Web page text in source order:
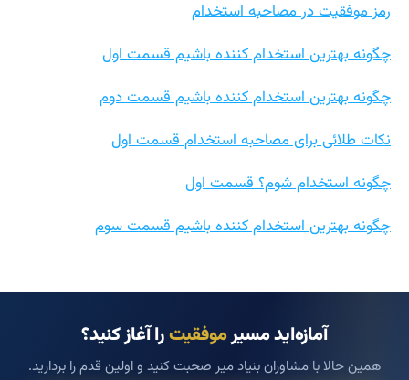
رمز موفقیت در مصاحبه استخدام
چگونه بهترین استخدام کننده باشیم قسمت اول
چگونه بهترین استخدام کننده باشیم قسمت دوم
نکات طلائی برای مصاحبه استخدام قسمت اول
چگونه استخدام شوم؟ قسمت اول
چگونه بهترین استخدام کننده باشیم قسمت سوم
آمازه‌اید مسیرموفقیترا آغاز کنید؟
همین حالا با مشاوران بنیاد میر صحبت کنید و اولین قدم را بردارید.